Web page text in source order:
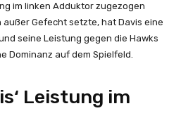
im linken Adduktor zugezogen
außer Gefecht setzte, hat Davis eine
seine Leistung gegen die Hawks
Dominanz auf dem Spielfeld.
Leistung im